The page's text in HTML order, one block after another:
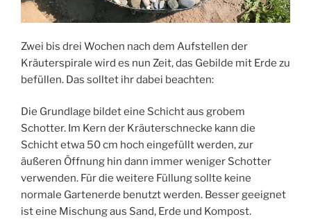
Zwei bis drei Wochen nach dem Aufstellen der
Kräuterspirale wird es nun Zeit, das Gebilde mit Erde zu
befüllen. Das solltet ihr dabei beachten:
Die Grundlage bildet eine Schicht aus grobem
Schotter. Im Kern der Kräuterschnecke kann die
Schicht etwa 50 cm hoch eingefüllt werden, zur
äußeren Öffnung hin dann immer weniger Schotter
verwenden. Für die weitere Füllung sollte keine
normale Gartenerde benutzt werden. Besser geeignet
ist eine Mischung aus Sand, Erde und Kompost.